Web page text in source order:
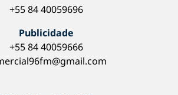
+55 84 40059696
Publicidade
+55 84 40059666